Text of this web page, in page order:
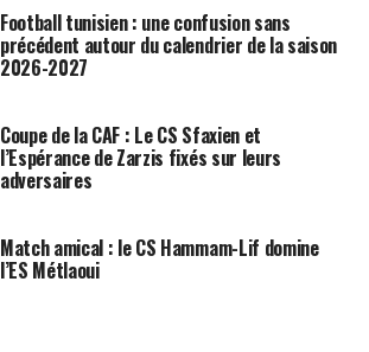
Football tunisien : une confusion sans
précédent autour du calendrier de la saison
2026-2027
Coupe de la CAF : Le CS Sfaxien et
l’Espérance de Zarzis fixés sur leurs
adversaires
Match amical : le CS Hammam-Lif domine
l’ES Métlaoui